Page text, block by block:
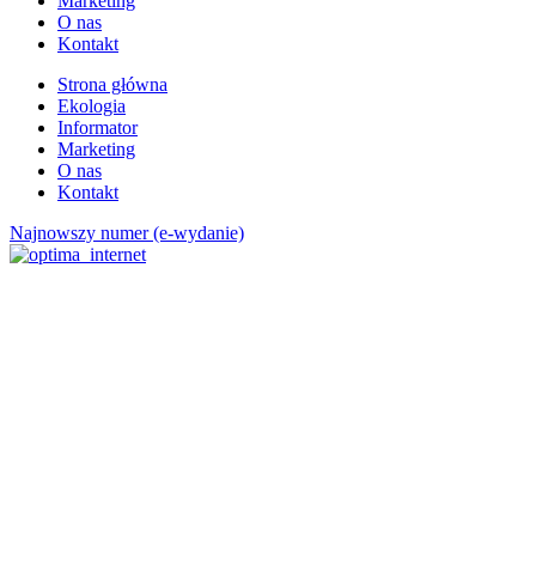
O nas
Kontakt
Strona główna
Ekologia
Informator
Marketing
O nas
Kontakt
Najnowszy numer (e-wydanie)